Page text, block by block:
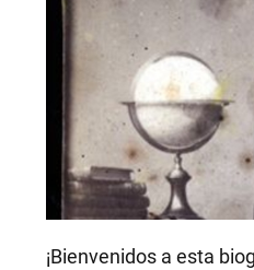
¡Bienvenidos a esta